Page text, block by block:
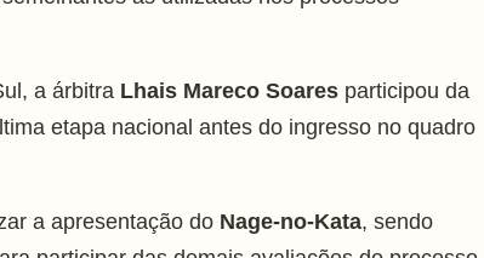
a árbitra Lhais Mareco Soares participou da
etapa nacional antes do ingresso no quadro
a apresentação do Nage-no-Kata, sendo